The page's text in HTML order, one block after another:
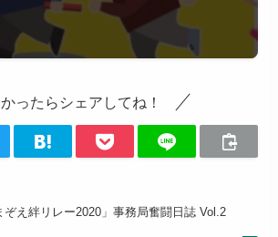
ったらシェアしてね！
ぞえ絆リレー2020」事務局奮闘日誌 Vol.2